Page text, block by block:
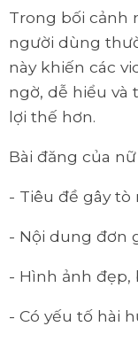
Trong bối cảnh
người dùng
này khiến các
ngờ, dễ hiểu và
lợi thế hơn.
Bài đăng của
- Tiêu đề gây tò
- Nội dung đơn
- Hình ảnh đẹp,
- Có yếu tố hài